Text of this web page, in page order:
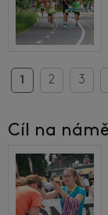
1 2 3
Cíl na